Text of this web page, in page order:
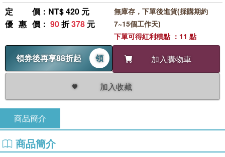
定價 ：NT$ 420 元
優惠價 ： 90折378 元
領券後再享88折起 領 加入購物車
加入收藏
無庫存，下單後進貨(採購期約
7~15個工作天)
下單可得紅利積點 ：11 點
商品簡介
商品簡介